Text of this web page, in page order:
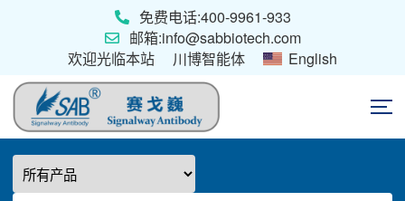
免费电话:400-9961-933
邮箱:info@sabbiotech.com
欢迎光临本站
川博智能体 English
首页